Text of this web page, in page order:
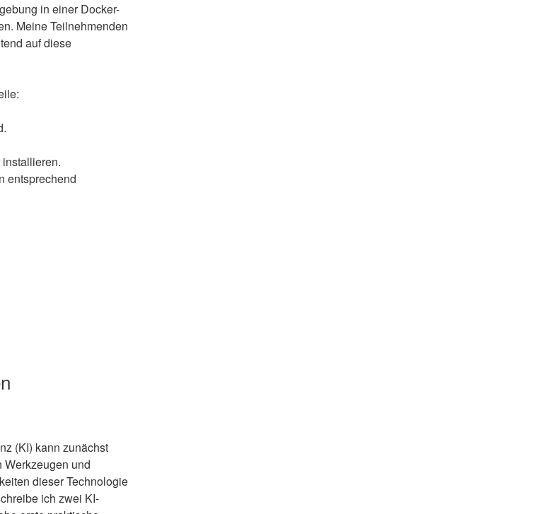
in einer Docker-
Meine Teilnehmenden
auf diese
entsprechend
(KI) kann zunächst
Werkzeugen und
dieser Technologie
ich zwei KI-